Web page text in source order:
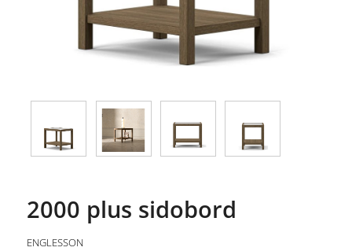
2000 plus sidobord
ENGLESSON